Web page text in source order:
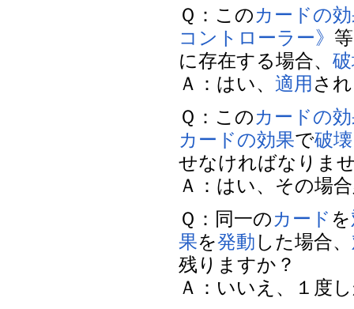
Ｑ：このカードの
コントローラー》
に存在する場合、
Ａ：はい、 適用 さ
Ｑ：このカードの
カードの効果で破
せなければなりま
Ａ：はい、その場
Ｑ：同一のカード を
果を発動 した場合、
残りますか？
Ａ：いいえ、１度